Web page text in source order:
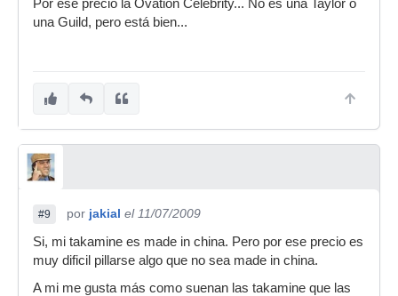
Por ese precio la Ovation Celebrity... No es una Taylor o
una Guild, pero está bien...
#9 por jakial el 11/07/2009
Si, mi takamine es made in china. Pero por ese precio es
muy dificil pillarse algo que no sea made in china.
A mi me gusta más como suenan las takamine que las